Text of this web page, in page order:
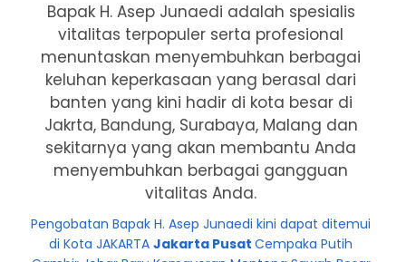
Bapak H. Asep Junaedi adalah spesialis
vitalitas terpopuler serta profesional
menuntaskan menyembuhkan berbagai
keluhan keperkasaan yang berasal dari
banten yang kini hadir di kota besar di
Jakrta, Bandung, Surabaya, Malang dan
sekitarnya yang akan membantu Anda
menyembuhkan berbagai gangguan
vitalitas Anda.
Pengobatan Bapak H. Asep Junaedi kini dapat ditemui
di Kota JAKARTAJakarta PusatCempaka Putih